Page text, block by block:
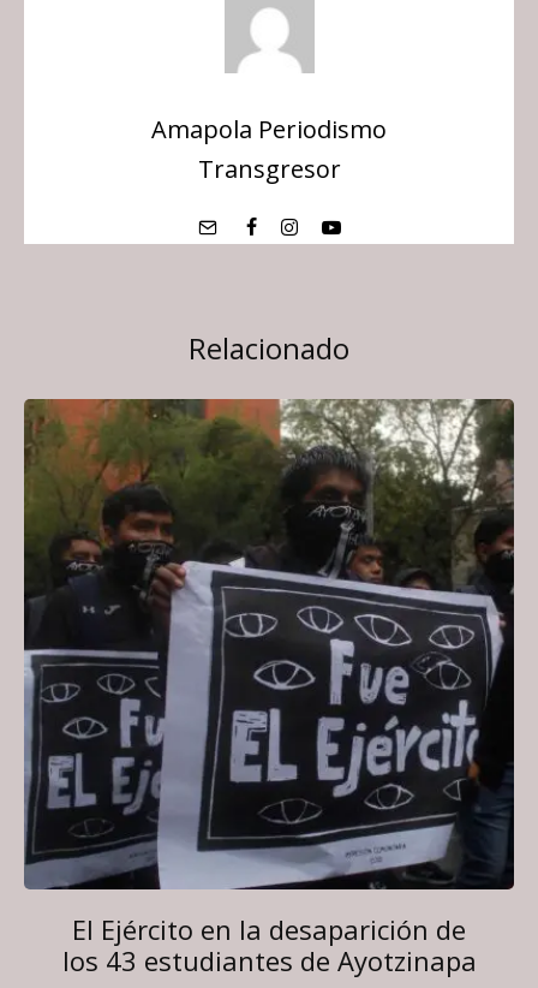
Amapola Periodismo
Transgresor
Relacionado
El Ejército en la desaparición de
los 43 estudiantes de Ayotzinapa